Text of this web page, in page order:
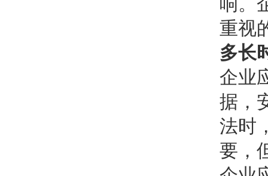
重视
多长
企业
据，
法时
要，